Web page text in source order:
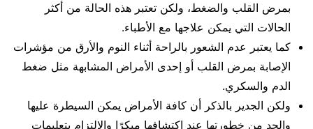
بمرض القلب والضغط، ولكن تعتبر هذه الحالة من أكثر
الحالات التي يمكن علاجها مع الأطباء.
كما يعتبر عدم الشعور بالراحة أثناء النوم والأرق من مؤشرات
الإصابة بمرض القلب أو إحدى الأمراض المشابهة مثل ضغط
الدم والسكري.
ولكن الجدير بالذكر أن كافة الأمراض يمكن السيطرة عليها
والحد من خطورتها عند اكتشافها مبكرًا والالتزام بتعليمات